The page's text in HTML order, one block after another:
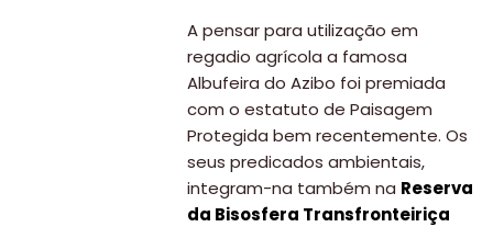
A pensar para utilização em
regadio agrícola a famosa
Albufeira do Azibo foi premiada
com o estatuto de Paisagem
Protegida bem recentemente. Os
seus predicados ambientais,
integram-na também na Reserva
da Bisosfera Transfronteiriça